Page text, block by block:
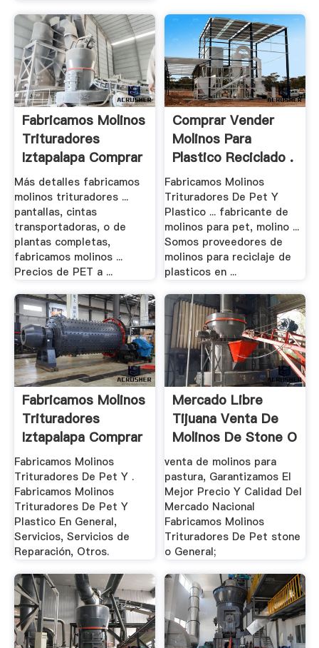
Fabricamos Molinos
Trituradores
Iztapalapa Comprar
Más detalles fabricamos
molinos trituradores ...
pantallas, cintas
transportadoras, o de
plantas completas,
fabricamos molinos ...
Precios de PET a ...
Comprar Vender
Molinos Para
Plastico Reciclado .
Fabricamos Molinos
Trituradores De Pet Y
Plastico ... fabricante de
molinos para pet, molino ...
Somos proveedores de
molinos para reciclaje de
plasticos en ...
Fabricamos Molinos
Trituradores
Iztapalapa Comprar
Fabricamos Molinos
Trituradores De Pet Y .
Fabricamos Molinos
Trituradores De Pet Y
Plastico En General,
Servicios, Servicios de
Reparación, Otros.
Mercado Libre
Tijuana Venta De
Molinos De Stone O
venta de molinos para
pastura, Garantizamos El
Mejor Precio Y Calidad Del
Mercado Nacional
Fabricamos Molinos
Trituradores De Pet stone
o General;